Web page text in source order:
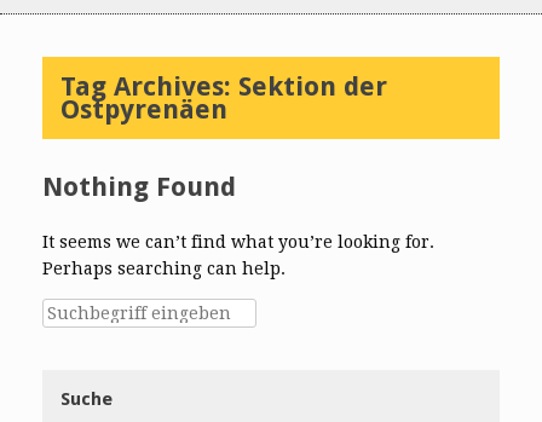
Tag Archives: Sektion der
Ostpyrenäen
Nothing Found
It seems we can’t find what you’re looking for.
Perhaps searching can help.
Suche